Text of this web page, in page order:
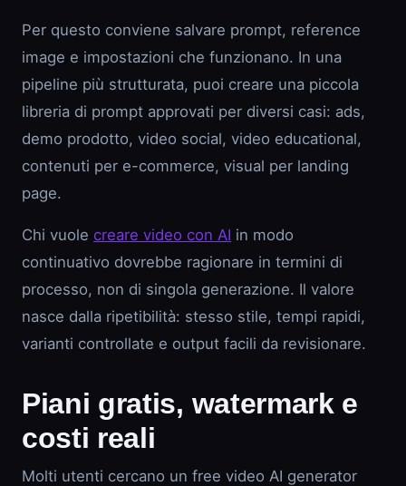
Per questo conviene salvare prompt, reference
image e impostazioni che funzionano. In una
pipeline più strutturata, puoi creare una piccola
libreria di prompt approvati per diversi casi: ads,
demo prodotto, video social, video educational,
contenuti per e-commerce, visual per landing
page.
Chi vuole creare video con AI in modo
continuativo dovrebbe ragionare in termini di
processo, non di singola generazione. Il valore
nasce dalla ripetibilità: stesso stile, tempi rapidi,
varianti controllate e output facili da revisionare.
Piani gratis, watermark e
costi reali
Molti utenti cercano un free video AI generator